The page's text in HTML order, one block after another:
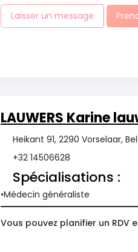
Laisser un message
LAUWERS Karine
Heikant 91, 2290 Vorselaar,
+32 14506628
Spécialisations :
Médecin généraliste
Vous pouvez planifier un RDV